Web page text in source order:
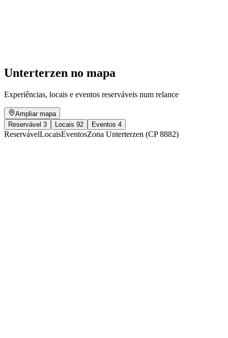
Unterterzen no mapa
Experiências, locais e eventos reserváveis num relance
Ampliar mapa
Reservável 3 Locais 92 Eventos 4
ReservávelLocaisEventosZona Unterterzen (CP 8882)